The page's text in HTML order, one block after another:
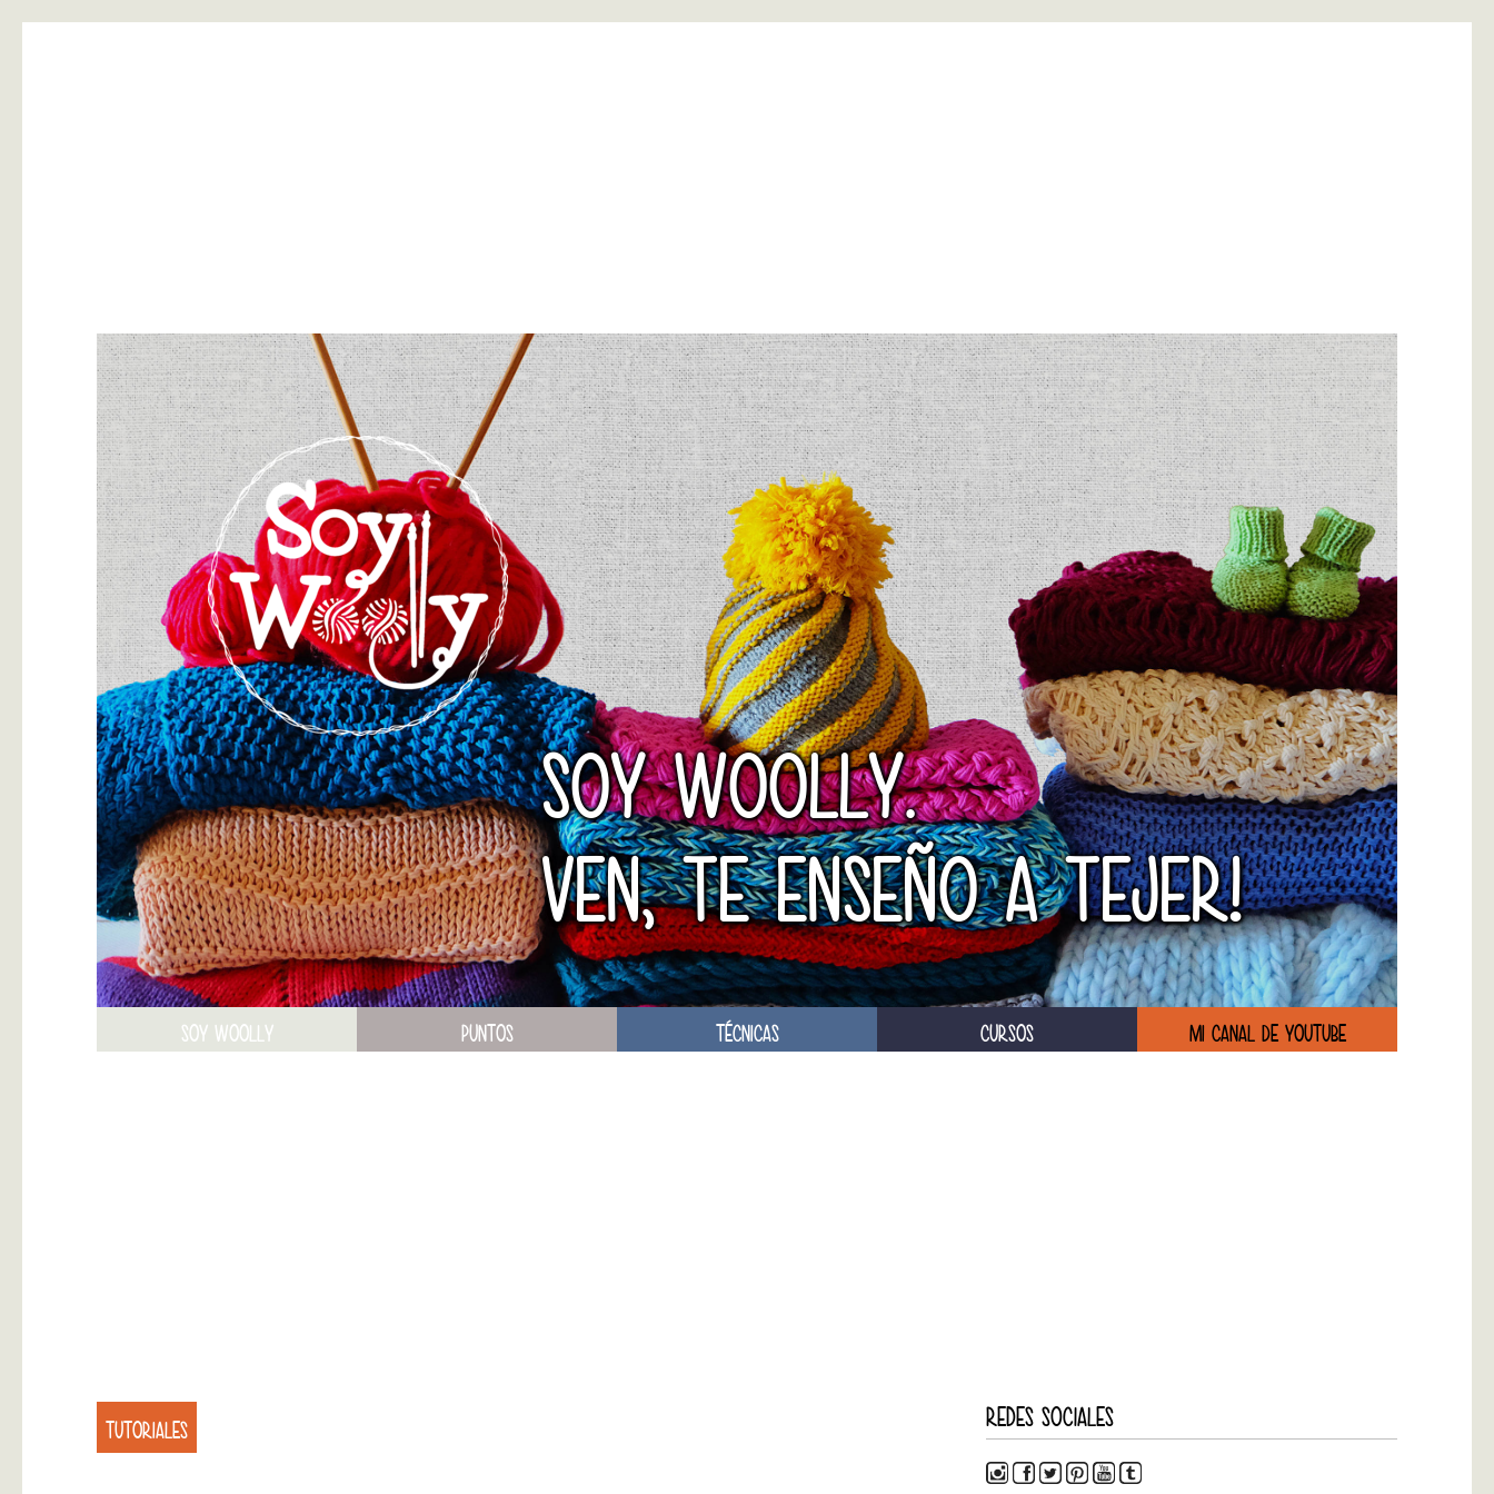
SOY WOOLLY.
VEN, TE ENSEÑO A TEJER!
SOY WOOLLY PUNTOS TÉCNICAS CURSOS MI CANAL DE YOUTUBE
TUTORIALES REDES SOCIALES